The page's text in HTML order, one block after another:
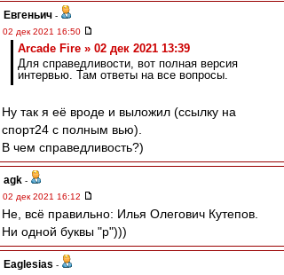
Евгеньич -
02 дек 2021 16:50
Arcade Fire » 02 дек 2021 13:39
Для справедливости, вот полная версия
интервью. Там ответы на все вопросы.
Ну так я её вроде и выложил (ссылку на
спорт24 с полным вью).
В чем справедливость?)
agk -
02 дек 2021 16:12
Не, всё правильно: Илья Олегович Кутепов.
Ни одной буквы "р")))
Eaglesias -